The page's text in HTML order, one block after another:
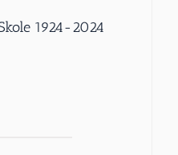
1924-2024